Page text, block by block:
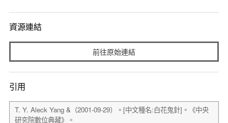
資源連結
前往原始連結
引用